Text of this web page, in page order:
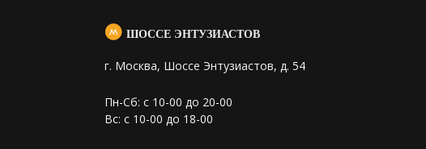
ШОССЕ ЭНТУЗИАСТОВ
г. Москва, Шоссе Энтузиастов, д. 54
Пн-Сб: с 10-00 до 20-00
Вс: с 10-00 до 18-00